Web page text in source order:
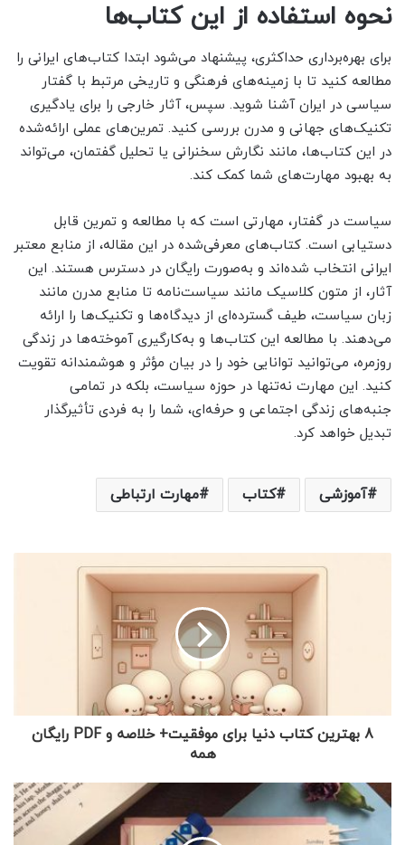
نحوه استفاده از این کتاب‌ها
برای بهره‌برداری حداکثری، پیشنهاد می‌شود ابتدا کتاب‌های ایرانی را
مطالعه کنید تا با زمینه‌های فرهنگی و تاریخی مرتبط با گفتار
سیاسی در ایران آشنا شوید. سپس، آثار خارجی را برای یادگیری
تکنیک‌های جهانی و مدرن بررسی کنید. تمرین‌های عملی ارائه‌شده
در این کتاب‌ها، مانند نگارش سخنرانی یا تحلیل گفتمان، می‌تواند
به بهبود مهارت‌های شما کمک کند.
سیاست در گفتار، مهارتی است که با مطالعه و تمرین قابل
دستیابی است. کتاب‌های معرفی‌شده در این مقاله، از منابع معتبر
ایرانی انتخاب شده‌اند و به‌صورت رایگان در دسترس هستند. این
آثار، از متون کلاسیک مانند سیاست‌نامه تا منابع مدرن مانند
زبان سیاست، طیف گسترده‌ای از دیدگاه‌ها و تکنیک‌ها را ارائه
می‌دهند. با مطالعه این کتاب‌ها و به‌کارگیری آموخته‌ها در زندگی
روزمره، می‌توانید توانایی خود را در بیان مؤثر و هوشمندانه تقویت
کنید. این مهارت نه‌تنها در حوزه سیاست، بلکه در تمامی
جنبه‌های زندگی اجتماعی و حرفه‌ای، شما را به فردی تأثیرگذار
تبدیل خواهد کرد.
آموزشی کتاب مهارت ارتباطی
8 بهترین کتاب دنیا برای موفقیت+ خلاصه و PDF رایگان
همه